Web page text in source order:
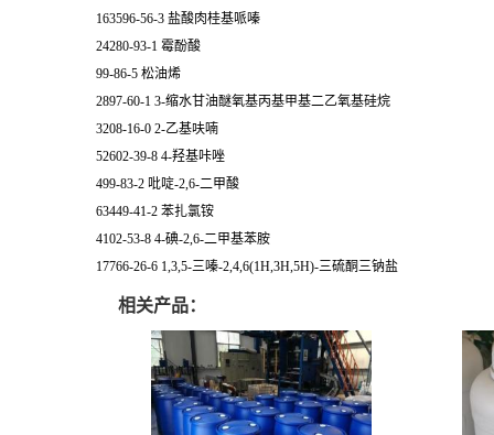
163596-56-3 盐酸肉桂基哌嗪
24280-93-1 霉酚酸
99-86-5 松油烯
2897-60-1 3-缩水甘油醚氧基丙基甲基二乙氧基硅烷
3208-16-0 2-乙基呋喃
52602-39-8 4-羟基咔唑
499-83-2 吡啶-2,6-二甲酸
63449-41-2 苯扎氯铵
4102-53-8 4-碘-2,6-二甲基苯胺
17766-26-6 1,3,5-三嗪-2,4,6(1H,3H,5H)-三硫酮三钠盐
相关产品：